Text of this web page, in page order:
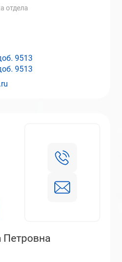
отдела
9513
9513
Петровна